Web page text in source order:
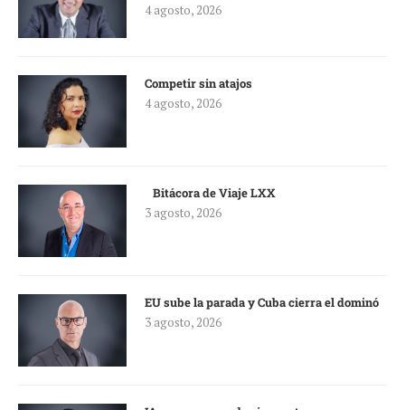
4 agosto, 2026
Competir sin atajos
4 agosto, 2026
Bitácora de Viaje LXX
3 agosto, 2026
EU sube la parada y Cuba cierra el dominó
3 agosto, 2026